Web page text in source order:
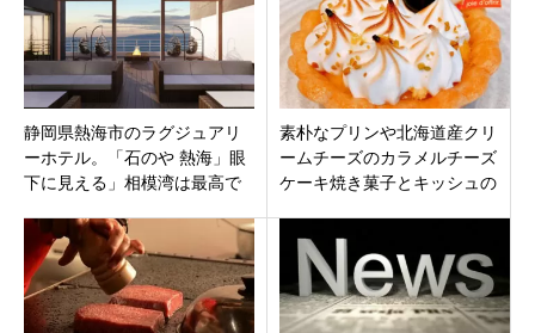
静岡県熱海市のラグジュアリ
ーホテル。「石のや 熱海」眼
下に見える」相模湾は最高で
素朴なプリンや北海道産クリ
ームチーズのカラメルチーズ
ケーキ焼き菓子とキッシュの